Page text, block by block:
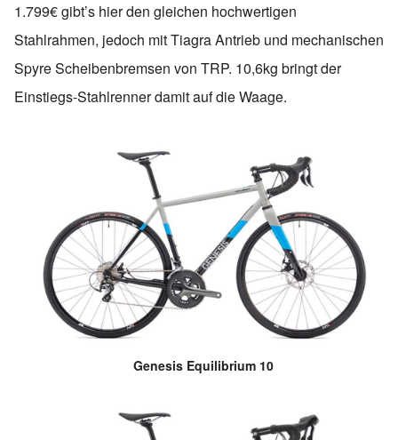
1.799€ gibt’s hier den gleichen hochwertigen
Stahlrahmen, jedoch mit Tiagra Antrieb und mechanischen
Spyre Scheibenbremsen von TRP. 10,6kg bringt der
Einstiegs-Stahlrenner damit auf die Waage.
Genesis Equilibrium 10